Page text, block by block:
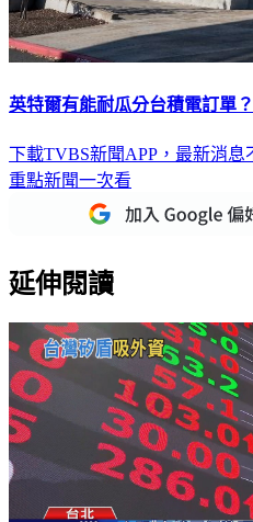
下載TVBS新聞APP，最新消息
重點新聞一次看